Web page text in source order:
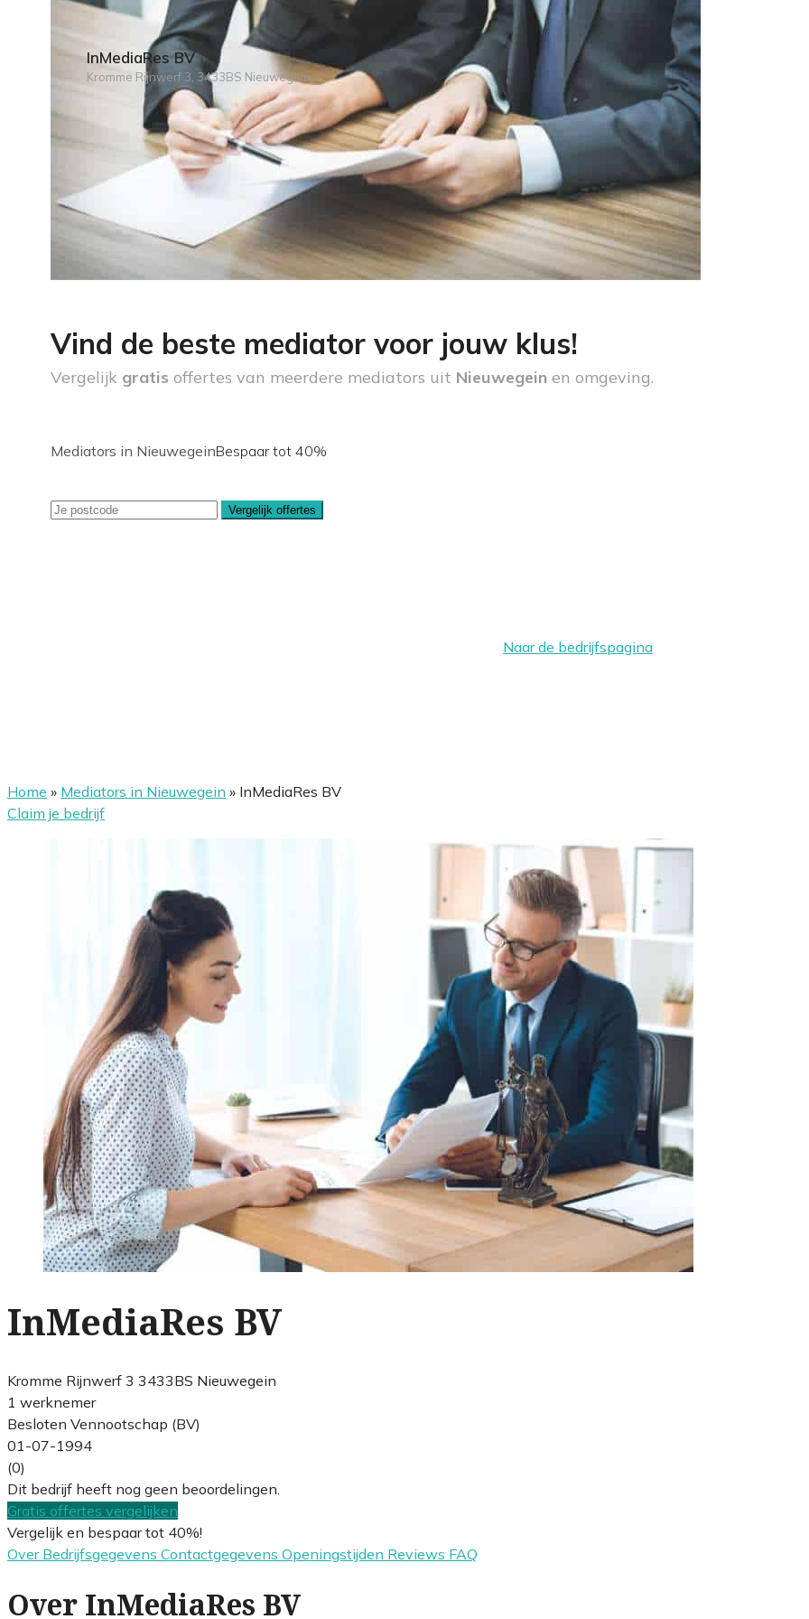
InMediaRes BV
Kromme Rijnwerf 3, 3433BS Nieuwegein
Vind de beste mediator voor jouw klus!
Vergelijk gratis offertes van meerdere mediators uit Nieuwegein en omgeving.
Mediators in NieuwegeinBespaar tot 40%
Vergelijk offertes
Naar de bedrijfspagina
Home » Mediators in Nieuwegein » InMediaRes BV
Claim je bedrijf
InMediaRes BV
Kromme Rijnwerf 3 3433BS Nieuwegein
1 werknemer
Besloten Vennootschap (BV)
01-07-1994
(0)
Dit bedrijf heeft nog geen beoordelingen.
Gratis offertes vergelijken
Vergelijk en bespaar tot 40%!
Over Bedrijfsgegevens Contactgegevens Openingstijden Reviews FAQ
Over InMediaRes BV